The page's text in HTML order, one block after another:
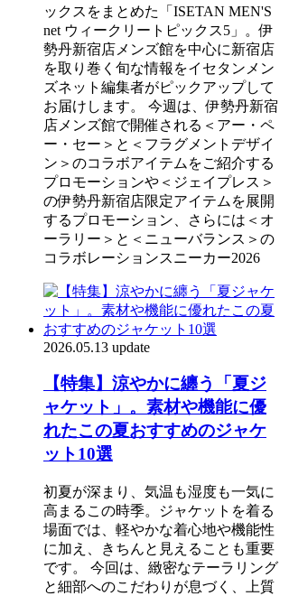
ックスをまとめた「ISETAN MEN'S
net ウィークリートピックス5」。伊
勢丹新宿店メンズ館を中心に新宿店
を取り巻く旬な情報をイセタンメン
ズネット編集者がピックアップして
お届けします。 今週は、伊勢丹新宿
店メンズ館で開催される＜アー・ペ
ー・セー＞と＜フラグメントデザイ
ン＞のコラボアイテムをご紹介する
プロモーションや＜ジェイプレス＞
の伊勢丹新宿店限定アイテムを展開
するプロモーション、さらには＜オ
ーラリー＞と＜ニューバランス＞の
コラボレーションスニーカー2026
2026.05.13 update
【特集】涼やかに纏う「夏ジ
ャケット」。素材や機能に優
れたこの夏おすすめのジャケ
ット10選
初夏が深まり、気温も湿度も一気に
高まるこの時季。ジャケットを着る
場面では、軽やかな着心地や機能性
に加え、きちんと見えることも重要
です。 今回は、緻密なテーラリング
と細部へのこだわりが息づく、上質